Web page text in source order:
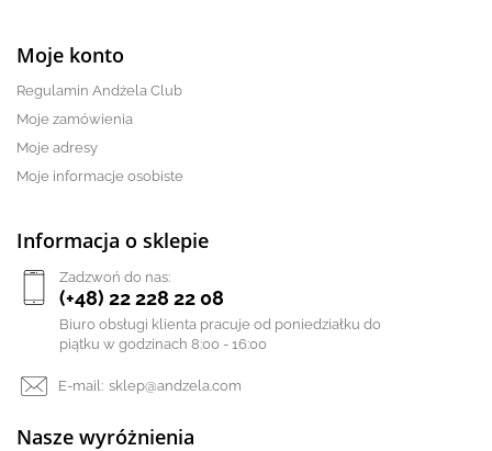
Moje konto
Regulamin Andżela Club
Moje zamówienia
Moje adresy
Moje informacje osobiste
Informacja o sklepie
Zadzwoń do nas:
(+48) 22 228 22 08
Biuro obsługi klienta pracuje od poniedziałku do
piątku w godzinach 8:00 - 16:00
E-mail: sklep@andzela.com
Nasze wyróżnienia